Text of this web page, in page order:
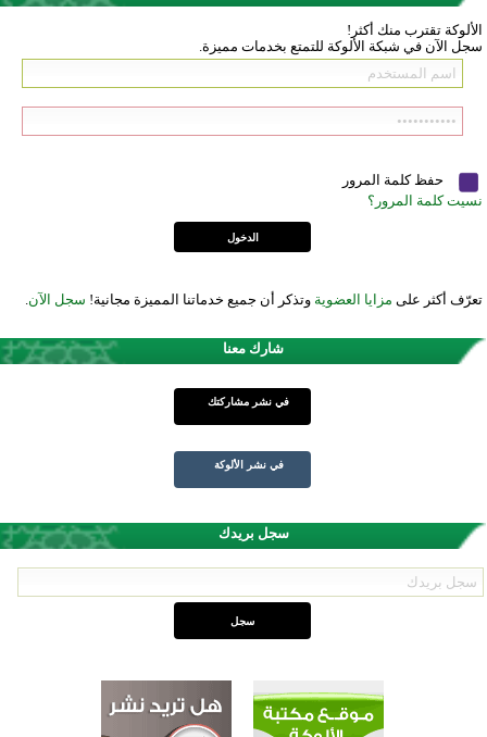
الألوكة تقترب منك أكثر!
سجل الآن في شبكة الألوكة للتمتع بخدمات مميزة.
حفظ كلمة المرور
نسيت كلمة المرور؟
تعرّف أكثر على مزايا العضوية وتذكر أن جميع خدماتنا المميزة مجانية! سجل الآن.
شارك معنا
في نشر مشاركتك
في نشر الألوكة
سجل بريدك